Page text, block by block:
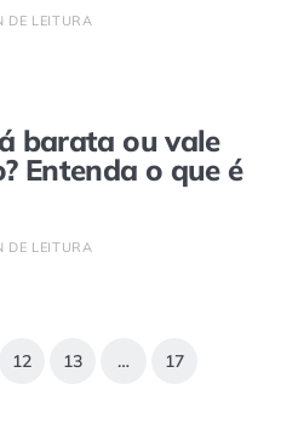
DE LEITURA
barata ou vale
Entenda o que é
DE LEITURA
12 13 … 17